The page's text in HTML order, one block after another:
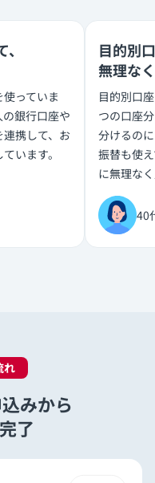
っていま
銀行口座や
携して、お
います。
目的別
無理な
目的別口
つの口座
分けるの
振替も使
に無理な
40
れ
みから
了